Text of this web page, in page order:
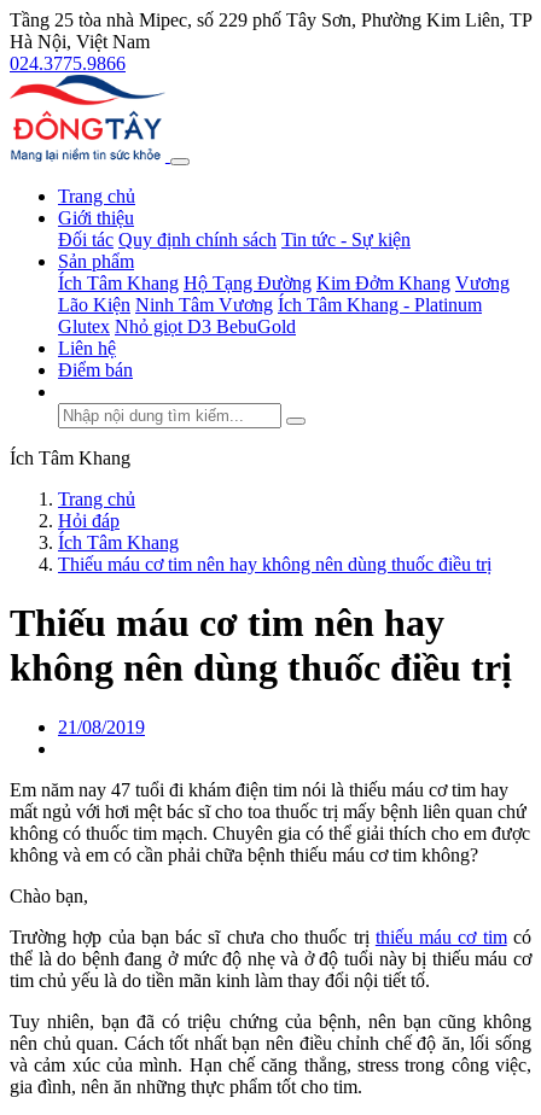
Tầng 25 tòa nhà Mipec, số 229 phố Tây Sơn, Phường Kim Liên, TP
Hà Nội, Việt Nam
024.3775.9866
Trang chủ
Giới thiệu
Đối tác Quy định chính sách Tin tức - Sự kiện
Sản phẩm
Ích Tâm Khang Hộ Tạng Đường Kim Đởm Khang Vương
Lão Kiện Ninh Tâm Vương Ích Tâm Khang - Platinum
Glutex Nhỏ giọt D3 BebuGold
Liên hệ
Điểm bán
Ích Tâm Khang
Trang chủ
Hỏi đáp
Ích Tâm Khang
Thiếu máu cơ tim nên hay không nên dùng thuốc điều trị
Thiếu máu cơ tim nên hay
không nên dùng thuốc điều trị
21/08/2019
Em năm nay 47 tuổi đi khám điện tim nói là thiếu máu cơ tim hay
mất ngủ với hơi mệt bác sĩ cho toa thuốc trị mấy bệnh liên quan chứ
không có thuốc tim mạch. Chuyên gia có thể giải thích cho em được
không và em có cần phải chữa bệnh thiếu máu cơ tim không?
Chào bạn,
Trường hợp của bạn bác sĩ chưa cho thuốc trị thiếu máu cơ timcó
thể là do bệnh đang ở mức độ nhẹ và ở độ tuổi này bị thiếu máu cơ
tim chủ yếu là do tiền mãn kinh làm thay đổi nội tiết tố.
Tuy nhiên, bạn đã có triệu chứng của bệnh, nên bạn cũng không
nên chủ quan. Cách tốt nhất bạn nên điều chỉnh chế độ ăn, lối sống
và cảm xúc của mình. Hạn chế căng thẳng, stress trong công việc,
gia đình, nên ăn những thực phẩm tốt cho tim.